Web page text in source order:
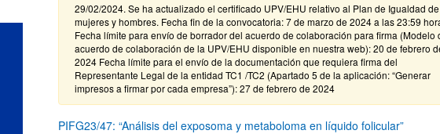
29/02/2024. Se ha actualizado el certificado UPV/EHU relativo al Plan de Igualdad de
mujeres y hombres. Fecha fin de la convocatoria: 7 de marzo de 2024 a las 23:59
Fecha límite para envío de borrador del acuerdo de colaboración para firma (Modelo
acuerdo de colaboración de la UPV/EHU disponible en nuestra web): 20 de febrero
2024 Fecha límite para el envío de la documentación que requiera firma del
Representante Legal de la entidad TC1 /TC2 (Apartado 5 de la aplicación: “Generar
impresos a firmar por cada empresa”): 27 de febrero de 2024
PIFG23/47: “Análisis del exposoma y metaboloma en líquido folicular”